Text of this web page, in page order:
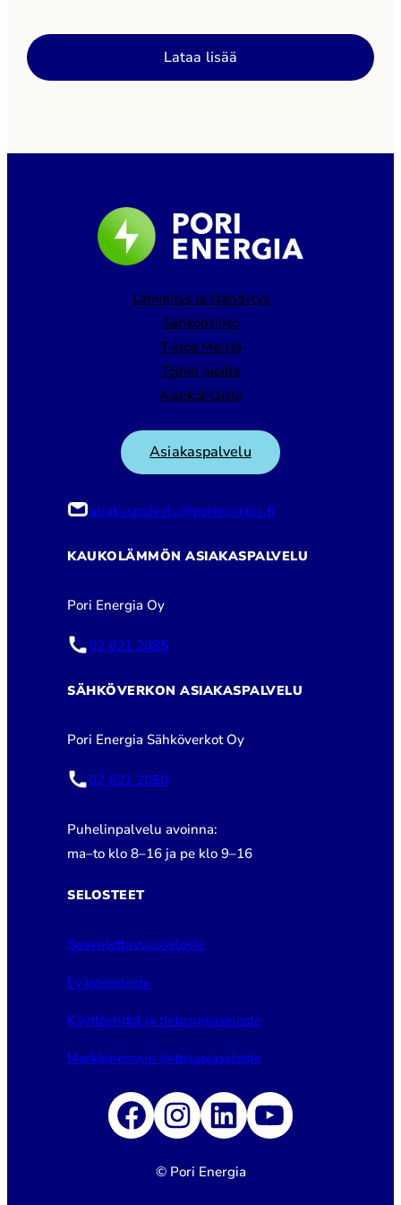
käyttöön uudistetun kaukolämmön asiointipalvelun
Lataa lisää
Lämmitys ja Jäähdytys
Sähkönsiirto
Tietoa Meistä
Töihin meille
Ajankohtaista
Asiakaspalvelu
asiakaspalvelu@porienergia.fi
KAUKOLÄMMÖN ASIAKASPALVELU
Pori Energia Oy
02 621 2085
SÄHKÖVERKON ASIAKASPALVELU
Pori Energia Sähköverkot Oy
02 621 2050
Puhelinpalvelu avoinna:
ma–to klo 8–16 ja pe klo 9–16
SELOSTEET
Saavutettavuusseloste
Evästeseloste
Käyttöehdot ja tietosuojaseloste
Markkinoinnin tietosuojaseloste
Facebook
Instagram
LinkedIn
YouTube
© Pori Energia